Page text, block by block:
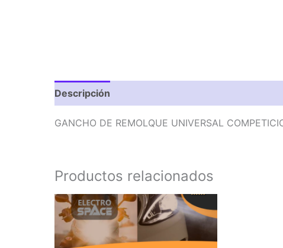
Descripción
GANCHO DE REMOLQUE UNIVERSAL
Productos relacionados